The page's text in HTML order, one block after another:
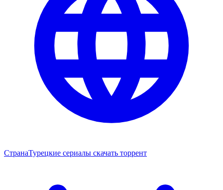
СтранаТурецкие сериалы скачать торрент